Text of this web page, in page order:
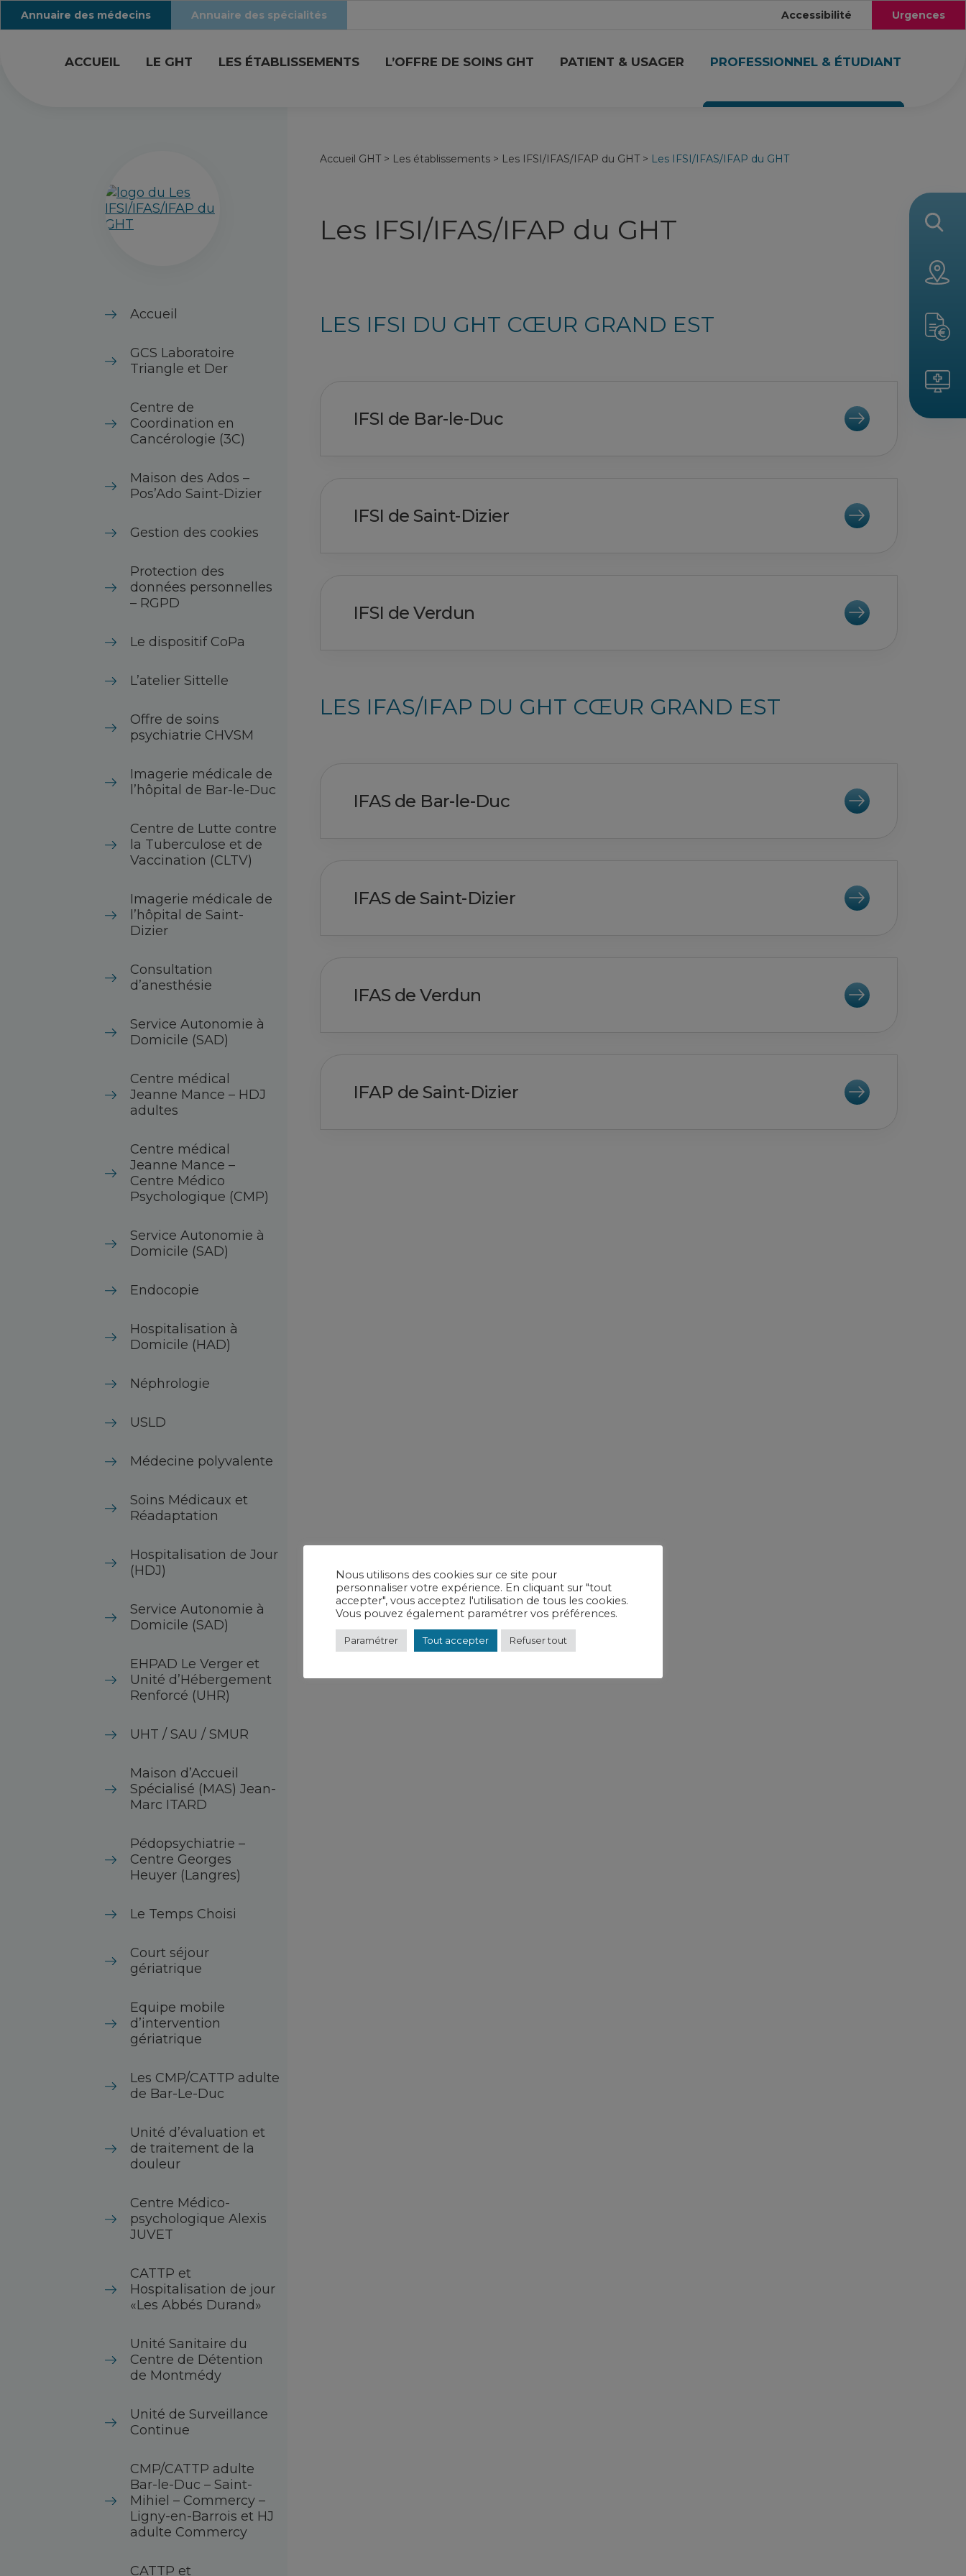
Annuaire des médecins Annuaire des spécialités Accessibilité Urgences
ACCUEIL LE GHT LES ÉTABLISSEMENTS L’OFFRE DE SOINS GHT PATIENT & USAGER PROFESSIONNEL & ÉTUDIANT
Accueil
GCS Laboratoire
Triangle et Der
Centre de
Coordination en
Cancérologie (3C)
Maison des Ados –
Pos’Ado Saint-Dizier
Gestion des cookies
Protection des
données personnelles
– RGPD
Le dispositif CoPa
L’atelier Sittelle
Offre de soins
psychiatrie CHVSM
Imagerie médicale de
l’hôpital de Bar-le-Duc
Centre de Lutte contre
la Tuberculose et de
Vaccination (CLTV)
Imagerie médicale de
l’hôpital de Saint-
Dizier
Consultation
d’anesthésie
Service Autonomie à
Domicile (SAD)
Centre médical
Jeanne Mance – HDJ
adultes
Centre médical
Jeanne Mance –
Centre Médico
Psychologique (CMP)
Service Autonomie à
Domicile (SAD)
Endocopie
Hospitalisation à
Domicile (HAD)
Néphrologie
USLD
Médecine polyvalente
Soins Médicaux et
Réadaptation
Hospitalisation de Jour
(HDJ)
Service Autonomie à
Domicile (SAD)
EHPAD Le Verger et
Unité d’Hébergement
Renforcé (UHR)
UHT / SAU / SMUR
Maison d’Accueil
Spécialisé (MAS) Jean-
Marc ITARD
Pédopsychiatrie –
Centre Georges
Heuyer (Langres)
Le Temps Choisi
Court séjour
gériatrique
Equipe mobile
d’intervention
gériatrique
Les CMP/CATTP adulte
de Bar-Le-Duc
Unité d’évaluation et
de traitement de la
douleur
Centre Médico-
psychologique Alexis
JUVET
CATTP et
Hospitalisation de jour
«Les Abbés Durand»
Unité Sanitaire du
Centre de Détention
de Montmédy
Unité de Surveillance
Continue
CMP/CATTP adulte
Bar-le-Duc – Saint-
Mihiel – Commercy –
Ligny-en-Barrois et HJ
adulte Commercy
CATTP et
Accueil GHT > Les établissements > Les IFSI/IFAS/IFAP du GHT > Les IFSI/IFAS/IFAP du GHT
Les IFSI/IFAS/IFAP du GHT
LES IFSI DU GHT CŒUR GRAND EST
IFSI de Bar-le-Duc
IFSI de Saint-Dizier
IFSI de Verdun
LES IFAS/IFAP DU GHT CŒUR GRAND EST
IFAS de Bar-le-Duc
IFAS de Saint-Dizier
IFAS de Verdun
IFAP de Saint-Dizier
Nous utilisons des cookies sur ce site pour
personnaliser votre expérience. En cliquant sur "tout
accepter", vous acceptez l'utilisation de tous les cookies.
Vous pouvez également paramétrer vos préférences.
Paramétrer Tout accepter Refuser tout